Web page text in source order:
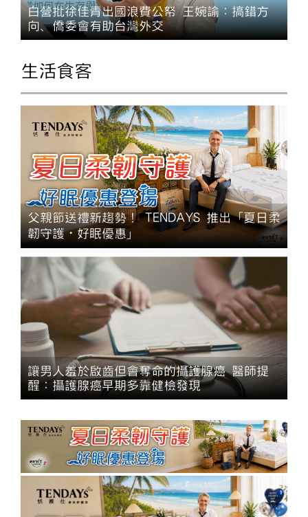
白營批徐佳青出國浪費公帑 王婉諭：搞錯方
向、僑委會有助台灣外交
生活食客
父親節送禮新趨勢！ TENDAYS 推出「夏日柔
韌守護・好眠優惠」
讓男人羞於啟齒但會奪命的攝護腺癌 醫師提
醒：攝護腺癌早期多靠健檢發現